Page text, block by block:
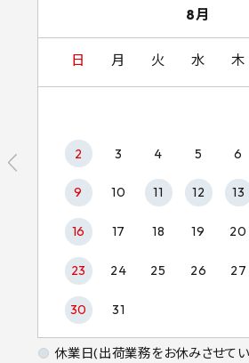
8月
日 月 火 水 木
2 3 4 5 6
9 10 11 12 13
16 17 18 19 20
23 24 25 26 27
30 31
休業日(出荷業務をお休みさせて